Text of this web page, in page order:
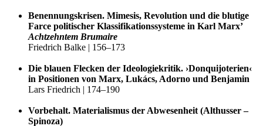
Benennungskrisen. Mimesis, Revolution und die blutige
Farce politischer Klassifikationssysteme in Karl Marx’
Achtzehntem Brumaire
Friedrich Balke | 156–173
Die blauen Flecken der Ideologiekritik. ›Donquijoterien‹
in Positionen von Marx, Lukács, Adorno und Benjamin
Lars Friedrich | 174–190
Vorbehalt. Materialismus der Abwesenheit (Althusser –
Spinoza)